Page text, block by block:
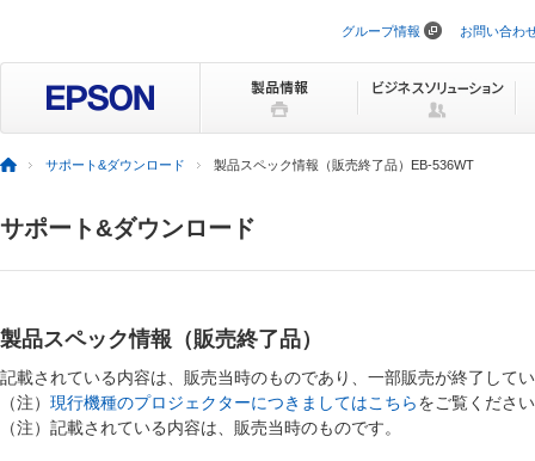
ビ
ョ
を
グループ情報 お問い合わ
サポート&ダウンロード 製品スペック情報（販売終了品）EB-536WT
サポート&ダウンロード
製品スペック情報（販売終了品）
記載されている内容は、販売当時のものであり、一部販売が終了して
（注） 現行機種のプロジェクターにつきましてはこちらをご覧くださ
（注）記載されている内容は、販売当時のものです。